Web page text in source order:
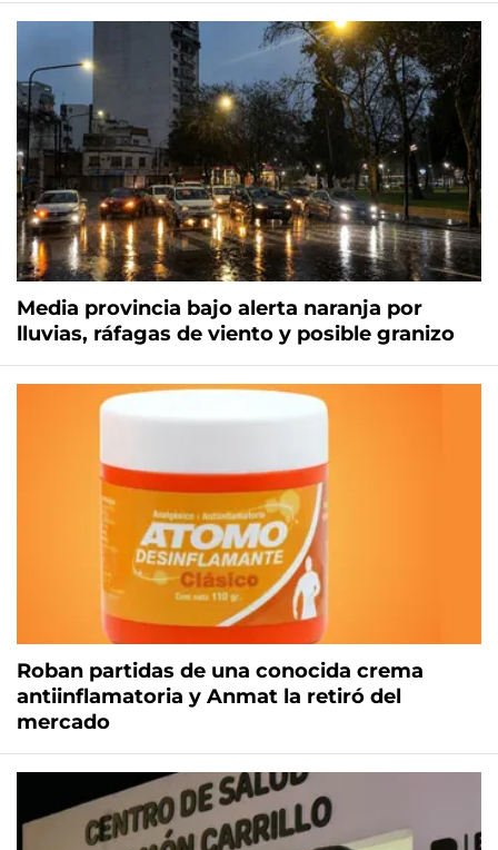
Media provincia bajo alerta naranja por
lluvias, ráfagas de viento y posible granizo
Roban partidas de una conocida crema
antiinflamatoria y Anmat la retiró del
mercado